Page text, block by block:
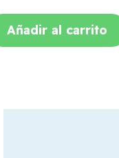
Añadir al carrito